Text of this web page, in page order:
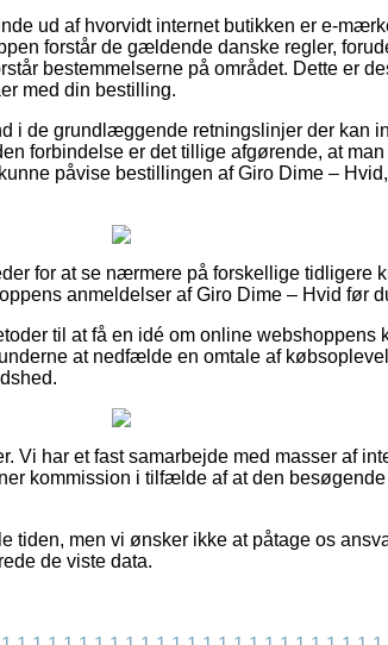
ud af hvorvidt internet butikken er e-
forstår de gældende danske regler,
bestemmelserne på området. Dette er
med din bestilling.
i de grundlæggende retningslinjer der kan
forbindelse er det tillige afgørende, at
påvise bestillingen af Giro Dime –
for at se nærmere på forskellige tidligere
anmeldelser af Giro Dime – Hvid før
til at få en idé om online webshoppens
at nedfælde en omtale af
Vi har et fast samarbejde med masser af
kommission i tilfælde af at den
tiden, men vi ønsker ikke at påtage os
de viste data.